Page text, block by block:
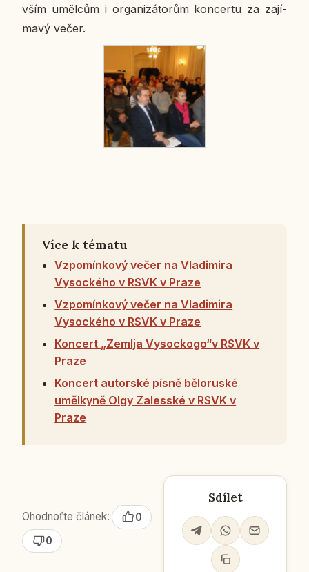
vším uměl­cům i or­ga­ni­zá­to­rům kon­cer­tu za za­jí­
ma­vý večer.
Více k tématu
Vzpomínkový večer na Vladimira
Vysockého v RSVK v Praze
Vzpomínkový večer na Vladimira
Vysockého v RSVK v Praze
Koncert „Zemlja Vysockogo“v RSVK v
Praze
Koncert autorské písně běloruské
umělkyně Olgy Zalesské v RSVK v
Praze
Ohodnoťte článek:
0
0
Sdílet